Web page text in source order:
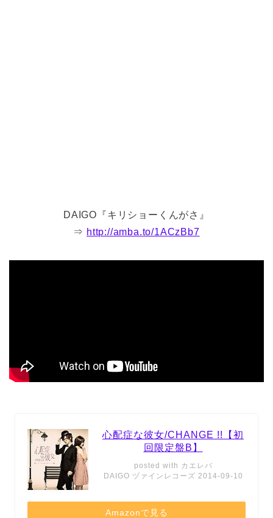
DAIGO『キリショーくんがさ』
⇒ http://amba.to/1ACzBb7
心配症な彼女/CHANGE !!【初
回限定盤B】
posted with カエレバ
DAIGO ヅァインレコーズ 2014-09-10
Amazonで見る